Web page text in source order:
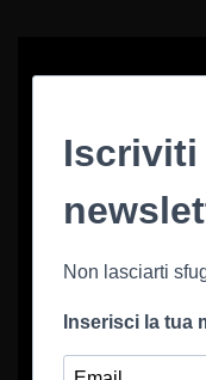
Iscriviti
Non lasciarti
Inserisci la tua